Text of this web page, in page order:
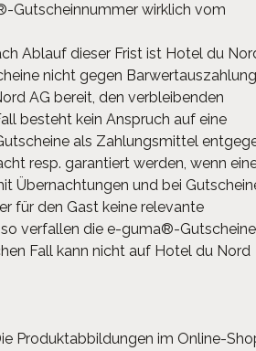
Gutscheinnummer wirklich vom
Ablauf dieser Frist ist Hotel du
nicht gegen Barwertauszahlung
AG bereit, den verbleibenden
besteht kein Anspruch auf eine
als Zahlungsmittel
resp. garantiert werden, wenn
Übernachtungen und bei
für den Gast keine relevante
verfallen die e-guma®-Gutscheine
Fall kann nicht auf Hotel du Nord
Produktabbildungen im Online-